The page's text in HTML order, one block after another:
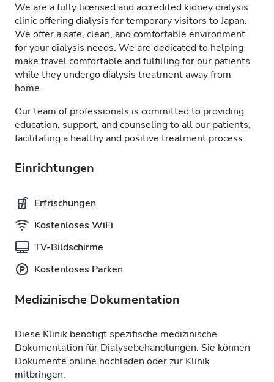
We are a fully licensed and accredited kidney dialysis
clinic offering dialysis for temporary visitors to Japan.
We offer a safe, clean, and comfortable environment
for your dialysis needs. We are dedicated to helping
make travel comfortable and fulfilling for our patients
while they undergo dialysis treatment away from
home.
Our team of professionals is committed to providing
education, support, and counseling to all our patients,
facilitating a healthy and positive treatment process.
Einrichtungen
Erfrischungen
Kostenloses WiFi
TV-Bildschirme
Kostenloses Parken
Medizinische Dokumentation
Diese Klinik benötigt spezifische medizinische
Dokumentation für Dialysebehandlungen. Sie können
Dokumente online hochladen oder zur Klinik
mitbringen.